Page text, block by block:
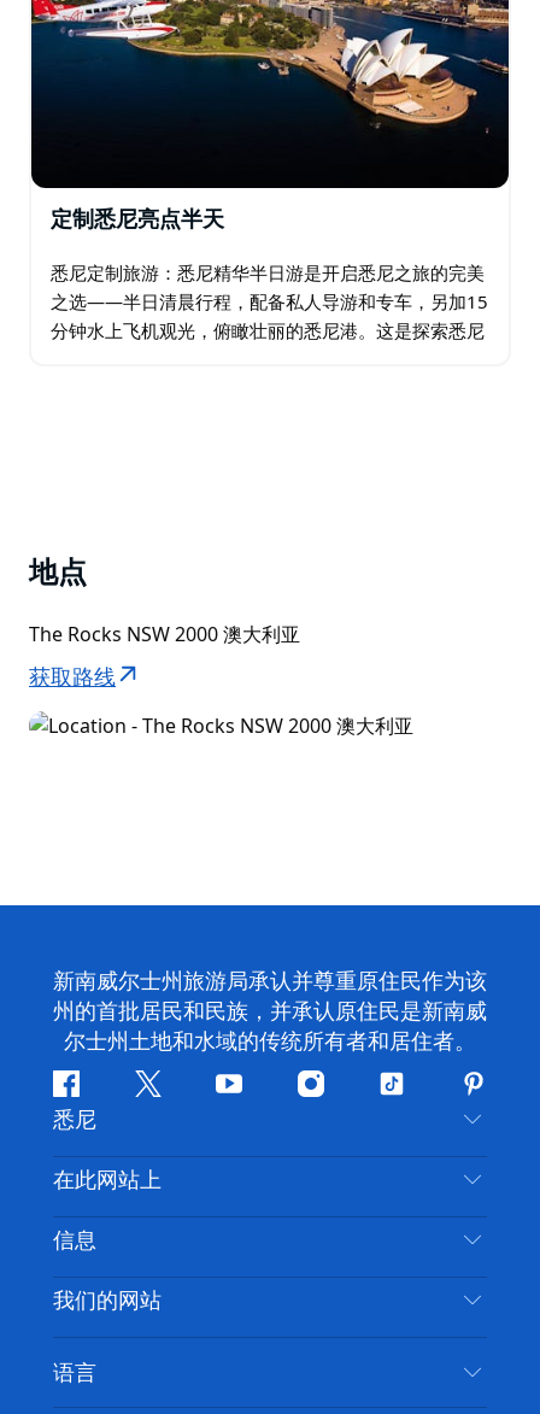
定制悉尼亮点半天
悉尼定制旅游：悉尼精华半日游是开启悉尼之旅的完美
之选——半日清晨行程，配备私人导游和专车，另加15
分钟水上飞机观光，俯瞰壮丽的悉尼港。这是探索悉尼
地点
The Rocks NSW 2000 澳大利亚
获取路线
新南威尔士州旅游局承认并尊重原住民作为该
州的首批居民和民族，并承认原住民是新南威
尔士州土地和水域的传统所有者和居住者。
Facebook叽
喳
喳
YouTubeInstagram
抖
悉尼
联系我们
免责声明
隐私
Cookie 通知
在此网站上
目的地
推荐活动
新南威尔士州公路旅行
活动
信息
旅行信息
无障碍悉尼
列出您的业务
我们的网站
语言